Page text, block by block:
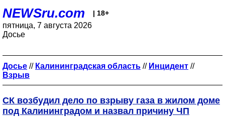
NEWSru.com | 18+
пятница, 7 августа 2026
Досье
Досье // Калининградская область // Инцидент //
Взрыв
СК возбудил дело по взрыву газа в жилом доме
под Калининградом и назвал причину ЧП